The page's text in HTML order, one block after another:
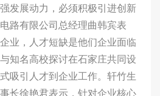
展动力，必须积极引进创新
路有限公司总经理曲韩宾表
业，人才短缺是他们企业面临
知名高校探讨在石家庄共同设
吸引人才到企业工作。轩竹生
长徐艳君表示，针对企业核心